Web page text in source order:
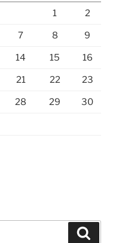
1 2
7 8 9
14 15 16
21 22 23
28 29 30